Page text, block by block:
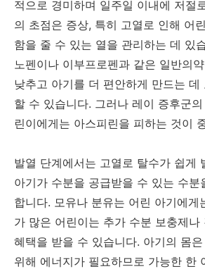
적으로 경미하며 일주일 이내에 저절
의 초점은 증상, 특히 고열로 인해 어
함을 줄 수 있는 열을 관리하는 데 있
노펜이나 이부프로펜과 같은 일반의
낮추고 아기를 더 편안하게 만드는 데
할 수 있습니다. 그러나 레이 증후군
린이에게는 아스피린을 피하는 것이
발열 단계에서는 고열로 탈수가 쉽게
아기가 수분을 공급받을 수 있는 수분
합니다. 모유나 분유는 어린 아기에게
가 많은 어린이는 추가 수분 보충제나
혜택을 받을 수 있습니다. 아기의 몸
위해 에너지가 필요하므로 가능한 한